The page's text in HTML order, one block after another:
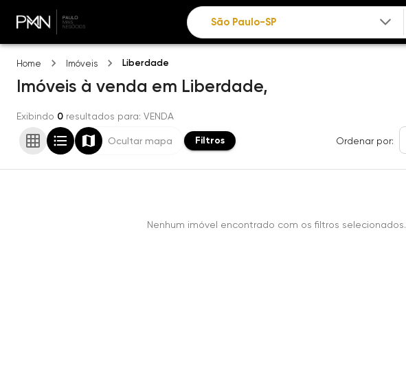
Home Imóveis Liberdade
Imóveis à venda em Liberdade,
Exibindo 0 resultados para: VENDA
Ocultar mapa Filtros Ordenar por:
Nenhum imóvel encontrado com os filtros selecionados.